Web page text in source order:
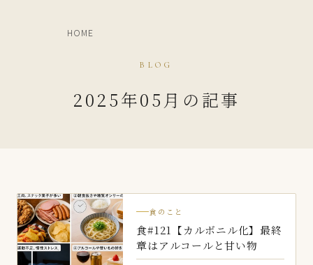
HOME
BLOG
2025年05月の記事
食のこと
食#121【カルボニル化】最終
章はアルコールと甘い物